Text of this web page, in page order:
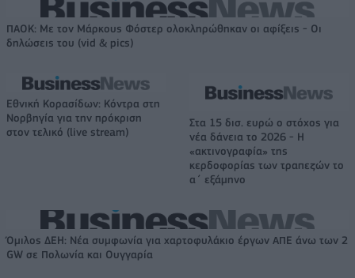
ΠΑΟΚ: Με τον Μάρκους Φόστερ ολοκληρώθηκαν οι αφίξεις - Οι
δηλώσεις του (vid & pics)
Εθνική Κορασίδων: Κόντρα στη
Νορβηγία για την πρόκριση
στον τελικό (live stream)
Στα 15 δισ. ευρώ ο στόχος για
νέα δάνεια το 2026 - Η
«ακτινογραφία» της
κερδοφορίας των τραπεζών το
α΄ εξάμηνο
Όμιλος ΔΕΗ: Νέα συμφωνία για χαρτοφυλάκιο έργων ΑΠΕ άνω των 2
GW σε Πολωνία και Ουγγαρία